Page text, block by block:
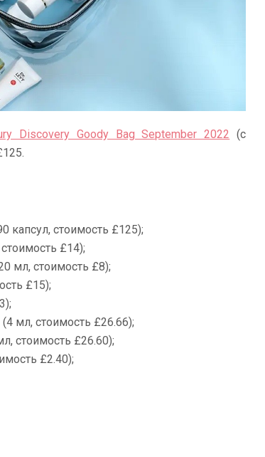
Discovery Goody Bag September 2022 (с
капсул, стоимость £125);
£14);
мл, стоимость £8);
£15);
мл, стоимость £26.66);
стоимость £26.60);
£2.40);